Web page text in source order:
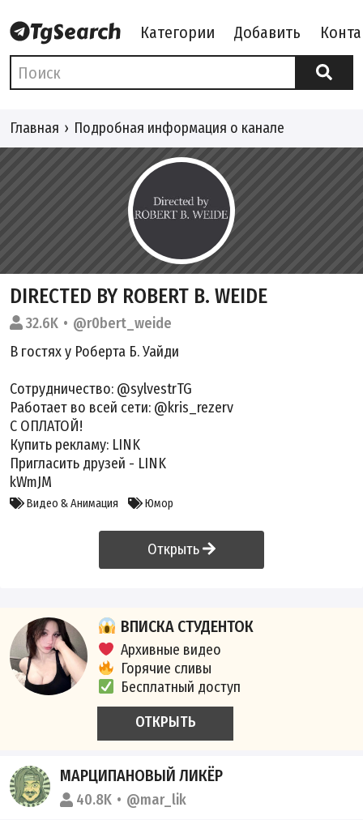
Категории Добавить
Главная Подробная информация о канале
DIRECTED BY ROBERT B. WEIDE
32.6K
@r0bert_weide
В гостях у Роберта Б. Уайди
Сотрудничество: @sylvestrTG
Работает во всей сети: @kris_rezerv
С ОПЛАТОЙ!
Купить рекламу: LINK
Пригласить друзей - LINK
kWmJM
Видео & Анимация Юмор
Открыть
ВПИСКА СТУДЕНТОК
Архивные видео
Горячие сливы
Бесплатный доступ
ОТКРЫТЬ
МАРЦИПАНОВЫЙ ЛИКЁР
40.8K @mar_lik